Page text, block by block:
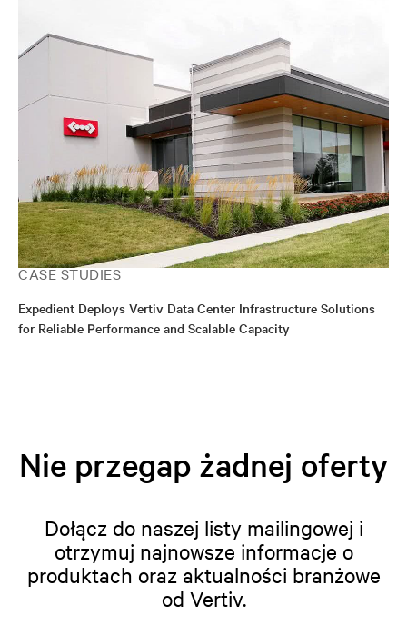
CASE STUDIES
Expedient Deploys Vertiv Data Center Infrastructure Solutions
for Reliable Performance and Scalable Capacity
Nie przegap żadnej oferty
Dołącz do naszej listy mailingowej i
otrzymuj najnowsze informacje o
produktach oraz aktualności branżowe
od Vertiv.